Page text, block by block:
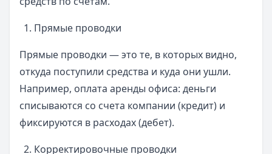
Прямые проводки
Прямые проводки — это те, в которых видно,
откуда поступили средства и куда они ушли.
Например, оплата аренды офиса: деньги
списываются со счета компании (кредит) и
фиксируются в расходах (дебет).
Корректировочные проводки